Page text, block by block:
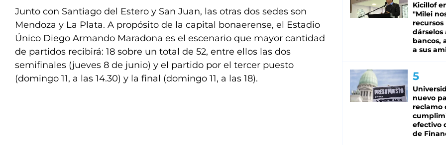
Junto con Santiago del Estero y San Juan, las otras dos sedes son
Mendoza y La Plata. A propósito de la capital bonaerense, el Estadio
Único Diego Armando Maradona es el escenario que mayor cantidad
de partidos recibirá: 18 sobre un total de 52, entre ellos las dos
semifinales (jueves 8 de junio) y el partido por el tercer puesto
(domingo 11, a las 14.30) y la final (domingo 11, a las 18).
Kicillof
"Milei
recursos
dárselos
bancos,
a sus
nuevo
reclamo
efectivo
de